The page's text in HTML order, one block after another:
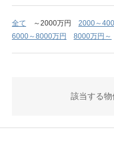
全て ～2000万円 2000～
6000～8000万円
8000万円～
該当する物